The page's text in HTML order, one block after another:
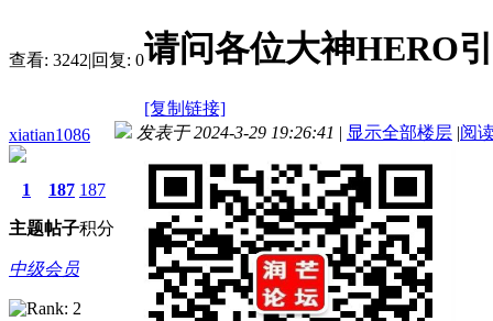
查看: 3242|回复: 0请问各位大神HERO
[复制链接]
xiatian1086
1
主题
187
帖子
187
积分
中级会员
发表于 2024-3-29 19:26:41 | 显示全部楼层 |阅